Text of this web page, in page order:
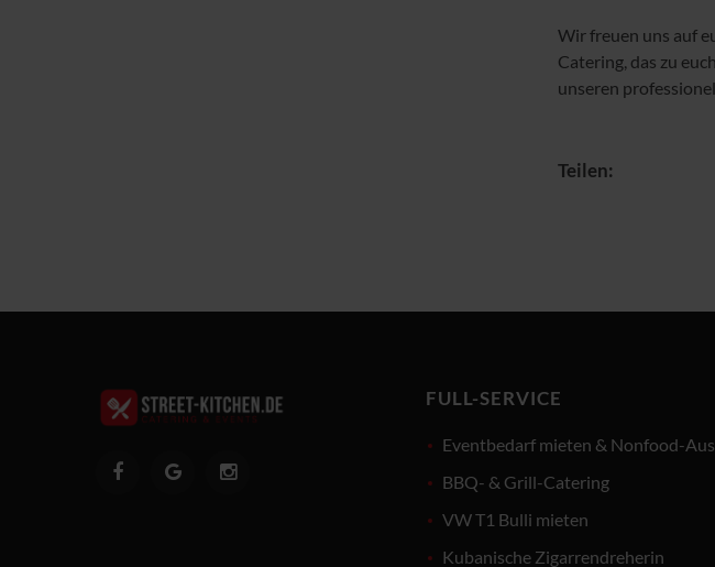
Wir freuen uns auf
Catering, das zu
unseren
Teilen:
FULL-SERVICE
Eventbedarf mieten & Nonfood-
BBQ- & Grill-Catering
VW T1 Bulli mieten
Kubanische Zigarrendreherin